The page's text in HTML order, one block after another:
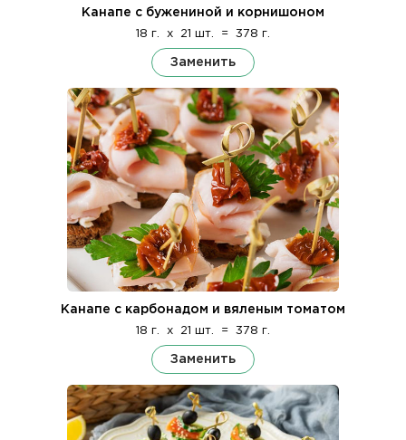
Канапе с бужениной и корнишоном
18 г. x 21 шт. = 378 г.
Заменить
Канапе с карбонадом и вяленым томатом
18 г. x 21 шт. = 378 г.
Заменить